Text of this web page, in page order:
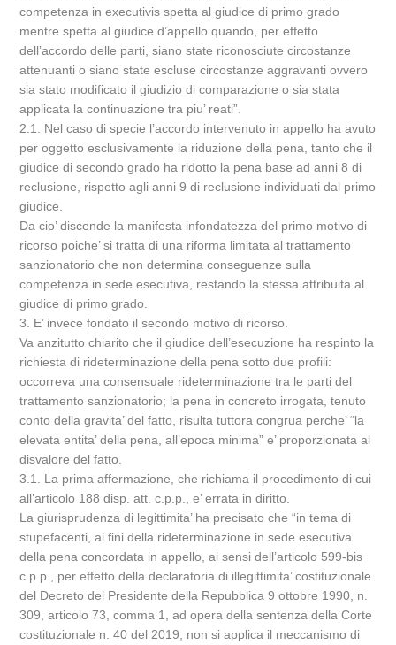
competenza in executivis spetta al giudice di primo grado
mentre spetta al giudice d’appello quando, per effetto
dell’accordo delle parti, siano state riconosciute circostanze
attenuanti o siano state escluse circostanze aggravanti ovvero
sia stato modificato il giudizio di comparazione o sia stata
applicata la continuazione tra piu’ reati”.
2.1. Nel caso di specie l’accordo intervenuto in appello ha avuto
per oggetto esclusivamente la riduzione della pena, tanto che il
giudice di secondo grado ha ridotto la pena base ad anni 8 di
reclusione, rispetto agli anni 9 di reclusione individuati dal primo
giudice.
Da cio’ discende la manifesta infondatezza del primo motivo di
ricorso poiche’ si tratta di una riforma limitata al trattamento
sanzionatorio che non determina conseguenze sulla
competenza in sede esecutiva, restando la stessa attribuita al
giudice di primo grado.
3. E’ invece fondato il secondo motivo di ricorso.
Va anzitutto chiarito che il giudice dell’esecuzione ha respinto la
richiesta di rideterminazione della pena sotto due profili:
occorreva una consensuale rideterminazione tra le parti del
trattamento sanzionatorio; la pena in concreto irrogata, tenuto
conto della gravita’ del fatto, risulta tuttora congrua perche’ “la
elevata entita’ della pena, all’epoca minima” e’ proporzionata al
disvalore del fatto.
3.1. La prima affermazione, che richiama il procedimento di cui
all’articolo 188 disp. att. c.p.p., e’ errata in diritto.
La giurisprudenza di legittimita’ ha precisato che “in tema di
stupefacenti, ai fini della rideterminazione in sede esecutiva
della pena concordata in appello, ai sensi dell’articolo 599-bis
c.p.p., per effetto della declaratoria di illegittimita’ costituzionale
del Decreto del Presidente della Repubblica 9 ottobre 1990, n.
309, articolo 73, comma 1, ad opera della sentenza della Corte
costituzionale n. 40 del 2019, non si applica il meccanismo di